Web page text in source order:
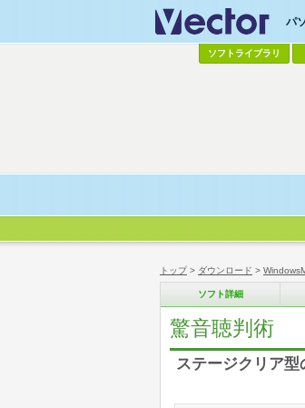
トップ> ダウンロード >
ソフト詳細
驚音聴判術
ステージクリア
パ
ソフトライブラリ